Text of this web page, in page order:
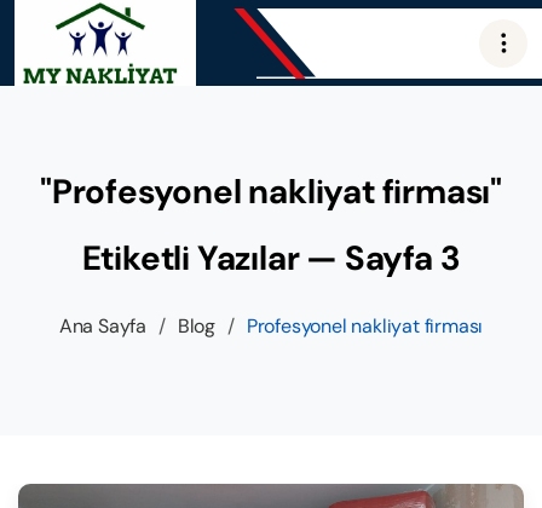
"Profesyonel nakliyat firması"
Etiketli Yazılar — Sayfa 3
Ana Sayfa / Blog / Profesyonel nakliyat firması